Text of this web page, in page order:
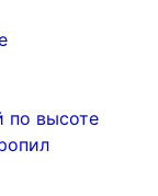
по высоте